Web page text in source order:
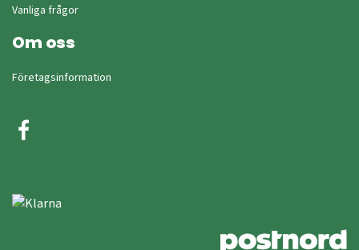
Vanliga frågor
Om oss
Företagsinformation